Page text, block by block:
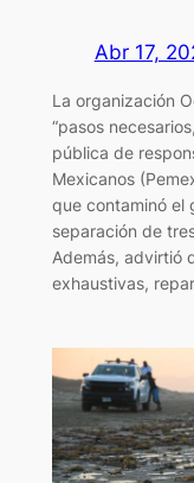
Abr 17,
La organización
“pasos
pública de
Mexicanos
que contaminó el
separación de
Además, advirtió
exhaustivas,